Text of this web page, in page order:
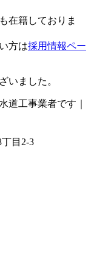
在籍しておりま
方は採用情報ペー
いました。
道工事業者です｜
目2-3